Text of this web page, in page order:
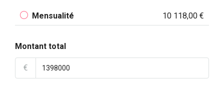
Mensualité 10 118,00 €
Montant total
€